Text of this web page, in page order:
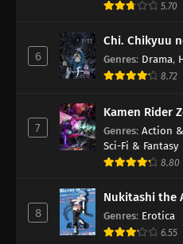
5.70
6
Chi. Chikyuu
Genres: Drama,
8.72
7
Kamen Rider
Genres: Action
Sci-Fi & Fantasy
8.80
8
Nukitashi the
Genres: Erotica
6.55